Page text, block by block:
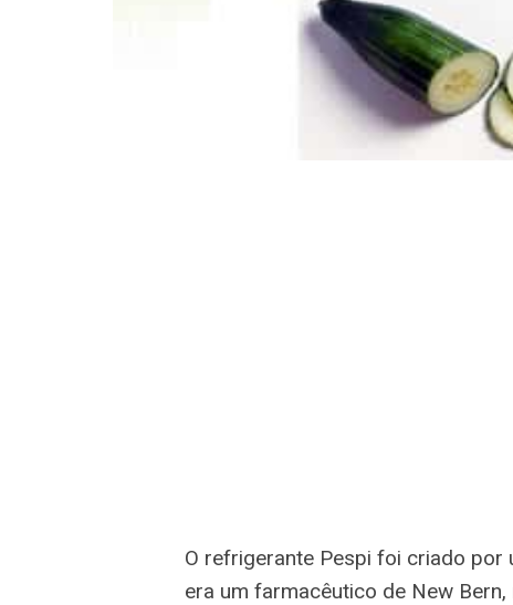
O refrigerante Pespi foi criado por
era um farmacêutico de New